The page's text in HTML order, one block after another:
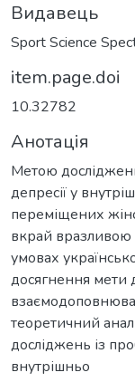
Видавець
Sport Science
item.page.doi
10.32782
Анотація
Метою
депресії у
переміщених
вкрай вразливою
умовах
досягнення мети
теоретичний
досліджень із
внутрішньо